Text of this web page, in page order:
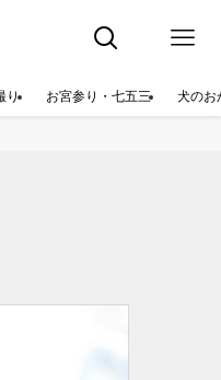
り お宮参り・七五三 犬のお